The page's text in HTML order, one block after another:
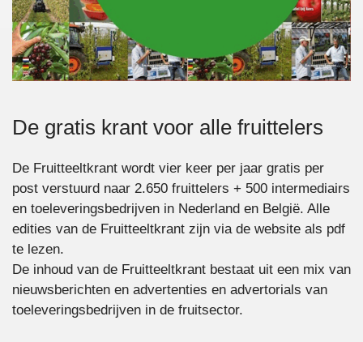
De gratis krant voor alle fruittelers
De Fruitteeltkrant wordt vier keer per jaar gratis per
post verstuurd naar 2.650 fruittelers + 500 intermediairs
en toeleveringsbedrijven in Nederland en België. Alle
edities van de Fruitteeltkrant zijn via de website als pdf
te lezen.
De inhoud van de Fruitteeltkrant bestaat uit een mix van
nieuwsberichten en advertenties en advertorials van
toeleveringsbedrijven in de fruitsector.